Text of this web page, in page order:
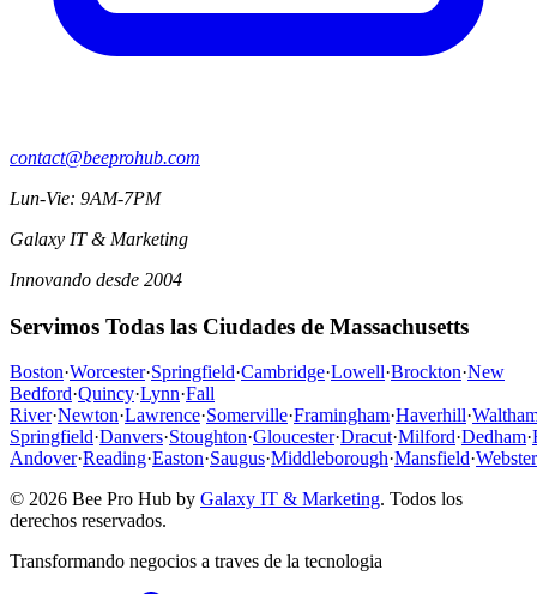
contact@beeprohub.com
Lun-Vie: 9AM-7PM
Galaxy IT & Marketing
Innovando desde 2004
Servimos Todas las Ciudades de Massachusetts
Boston·Worcester·Springfield·Cambridge·Lowell·Brockton·New
Bedford·Quincy·Lynn·Fall
River·Newton·Lawrence·Somerville·Framingham·Haverhill·
Springfield·Danvers·Stoughton·Gloucester·Dracut·Milford·Dedham·
Andover·Reading·Easton·Saugus·Middleborough·Mansfield·Webster
© 2026 Bee Pro Hub by Galaxy IT & Marketing. Todos los
derechos reservados.
Transformando negocios a traves de la tecnologia